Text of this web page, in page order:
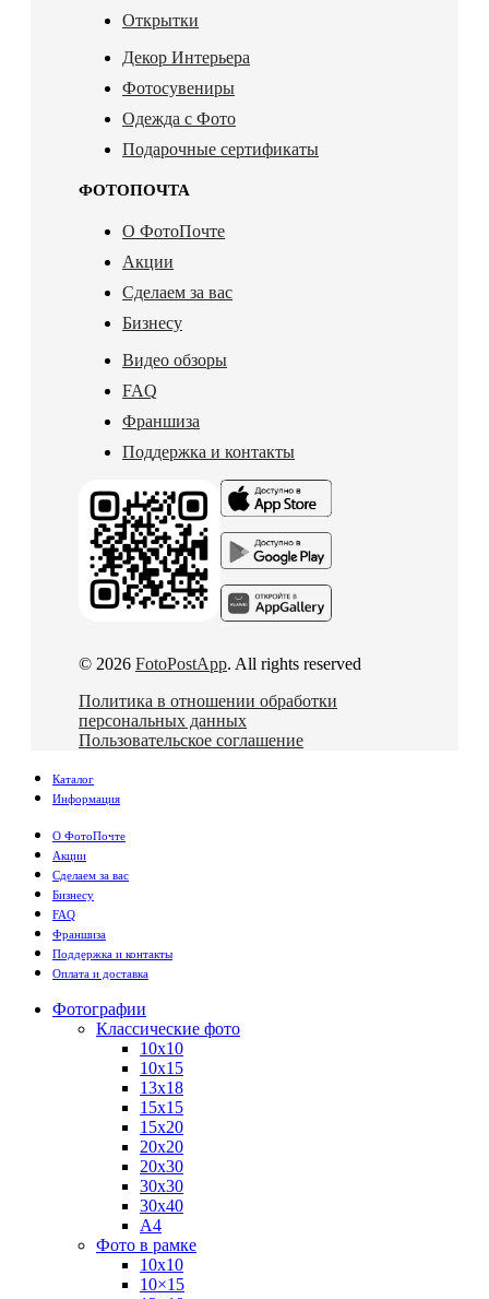
Открытки
Декор Интерьера
Фотосувениры
Одежда с Фото
Подарочные сертификаты
ФОТОПОЧТА
О ФотоПочте
Акции
Сделаем за вас
Бизнесу
Видео обзоры
FAQ
Франшиза
Поддержка и контакты
© 2026 FotoPostApp. All rights reserved
Политика в отношении обработки
персональных данных
Пользовательское соглашение
Каталог
Информация
О ФотоПочте
Акции
Сделаем за вас
Бизнесу
FAQ
Франшиза
Поддержка и контакты
Оплата и доставка
Фотографии
Классические фото
10х10
10х15
13х18
15х15
15х20
20х20
20х30
30х30
30х40
А4
Фото в рамке
10х10
10×15